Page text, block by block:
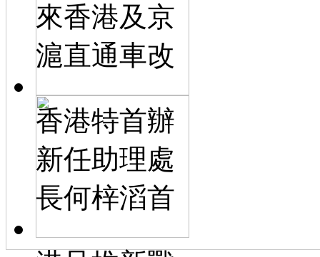
來香港及京
滬直通車改
香港特首辦
新任助理處
長何梓滔首